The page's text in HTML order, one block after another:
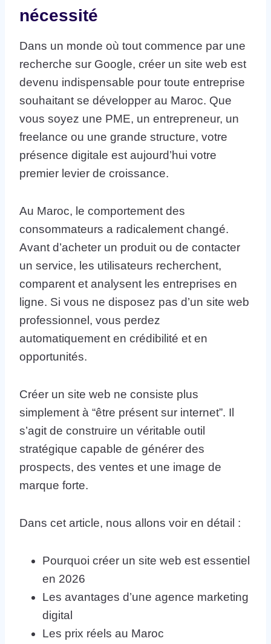
nécessité
Dans un monde où tout commence par une
recherche sur Google, créer un site web est
devenu indispensable pour toute entreprise
souhaitant se développer au Maroc. Que
vous soyez une PME, un entrepreneur, un
freelance ou une grande structure, votre
présence digitale est aujourd’hui votre
premier levier de croissance.
Au Maroc, le comportement des
consommateurs a radicalement changé.
Avant d’acheter un produit ou de contacter
un service, les utilisateurs recherchent,
comparent et analysent les entreprises en
ligne. Si vous ne disposez pas d’un site web
professionnel, vous perdez
automatiquement en crédibilité et en
opportunités.
Créer un site web ne consiste plus
simplement à “être présent sur internet”. Il
s’agit de construire un véritable outil
stratégique capable de générer des
prospects, des ventes et une image de
marque forte.
Dans cet article, nous allons voir en détail :
Pourquoi créer un site web est essentiel
en 2026
Les avantages d’une agence marketing
digital
Les prix réels au Maroc